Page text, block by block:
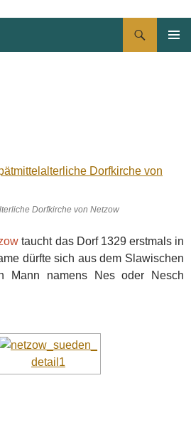
Dorfkirche von Netzow
taucht das Dorf 1329 erstmals in
dürfte sich aus dem Slawischen
Mann namens Nes oder Nesch